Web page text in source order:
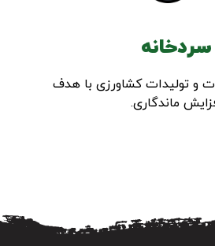
سردخانه
و تولیدات کشاورزی با هدف
ماندگاری.